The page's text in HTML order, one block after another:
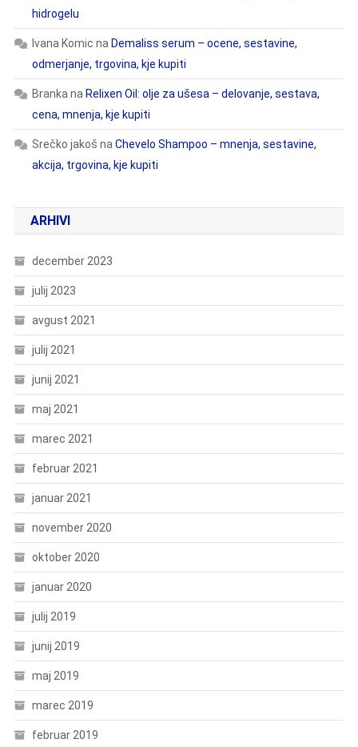
hidrogelu
Ivana Komic na Demaliss serum – ocene, sestavine,
odmerjanje, trgovina, kje kupiti
Branka na Relixen Oil: olje za ušesa – delovanje, sestava,
cena, mnenja, kje kupiti
Srečko jakoš na Chevelo Shampoo – mnenja, sestavine,
akcija, trgovina, kje kupiti
ARHIVI
december 2023
julij 2023
avgust 2021
julij 2021
junij 2021
maj 2021
marec 2021
februar 2021
januar 2021
november 2020
oktober 2020
januar 2020
julij 2019
junij 2019
maj 2019
marec 2019
februar 2019